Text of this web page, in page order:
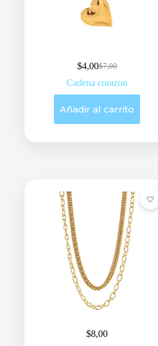
$7,00
Original
price
was:
$4,00Current
price
is:
Cadena corazon
Añadir al carrito
$8,00